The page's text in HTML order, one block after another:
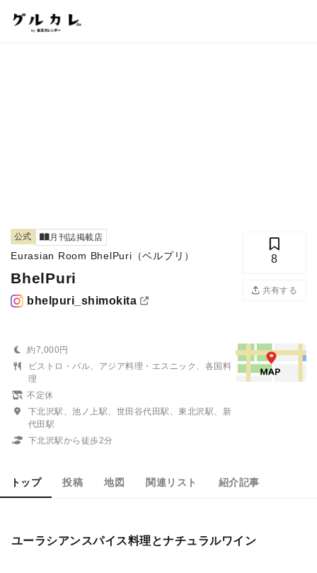
公式 月刊誌掲載店
Eurasian Room BhelPuri（ベルプリ）
BhelPuri
bhelpuri_shimokita
8
共有する
約7,000円
ビストロ・バル、アジア料理・エスニック、各国料
理
不定休
下北沢駅、池ノ上駅、世田谷代田駅、東北沢駅、新
代田駅
下北沢駅から徒歩2分
トップ 投稿 地図 関連リスト 紹介記事
ユーラシアンスパイス料理とナチュラルワイン